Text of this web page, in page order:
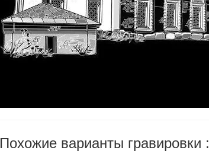
Похожие варианты гравировки :